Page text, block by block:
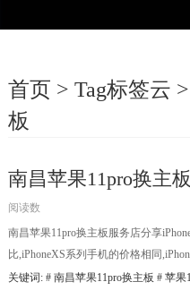
首页 > Tag标签云 >
板
南昌苹果11pro换主
阅读数
南昌苹果11pro换主板服务店分享
比,iPhoneXS系列手机的价格相同
关键词: # 南昌苹果11pro换主板 # 苹果